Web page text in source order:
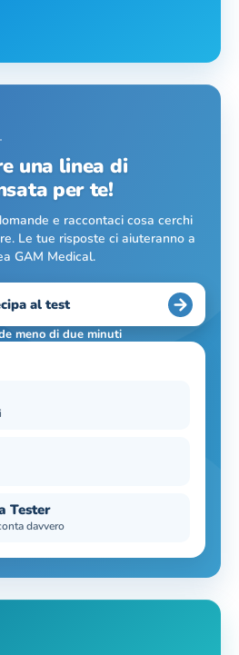
una linea di
per te!
e raccontaci cosa cerchi
Le tue risposte ci aiuteranno a
GAM Medical.
al test
meno di due minuti
Tester
davvero